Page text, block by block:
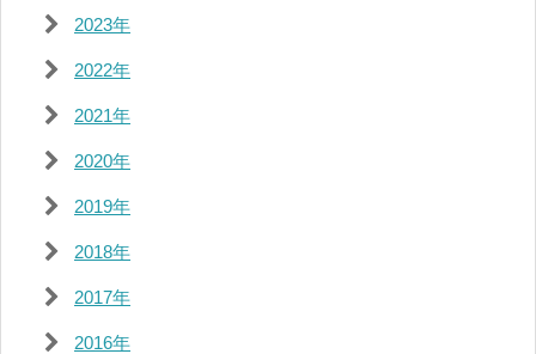
2023年
2022年
2021年
2020年
2019年
2018年
2017年
2016年